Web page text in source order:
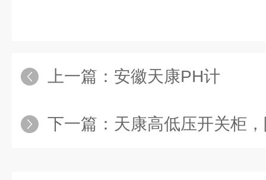
上一篇： 安徽天康PH计
下一篇： 天康高低压开关柜